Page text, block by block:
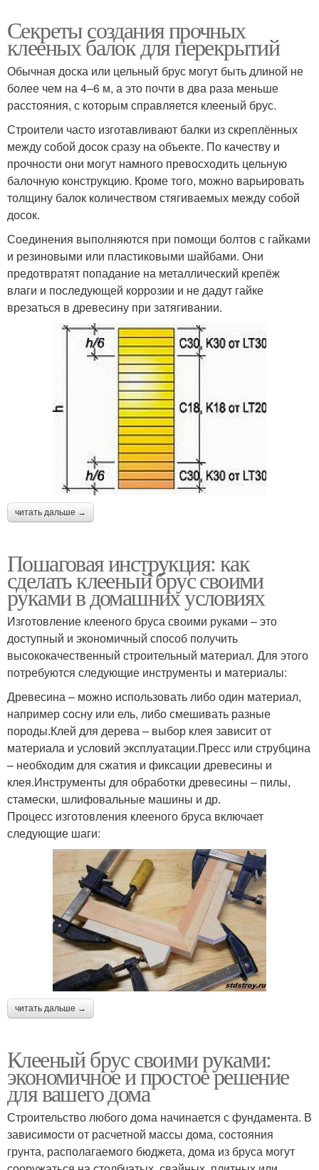
Секреты создания прочных
клееных балок для перекрытий
Обычная доска или цельный брус могут быть длиной не
более чем на 4–6 м, а это почти в два раза меньше
расстояния, с которым справляется клееный брус.
Строители часто изготавливают балки из скреплённых
между собой досок сразу на объекте. По качеству и
прочности они могут намного превосходить цельную
балочную конструкцию. Кроме того, можно варьировать
толщину балок количеством стягиваемых между собой
досок.
Соединения выполняются при помощи болтов с гайками
и резиновыми или пластиковыми шайбами. Они
предотвратят попадание на металлический крепёж
влаги и последующей коррозии и не дадут гайке
врезаться в древесину при затягивании.
читать дальше →
Пошаговая инструкция: как
сделать клееный брус своими
руками в домашних условиях
Изготовление клееного бруса своими руками – это
доступный и экономичный способ получить
высококачественный строительный материал. Для этого
потребуются следующие инструменты и материалы:
Древесина – можно использовать либо один материал,
например сосну или ель, либо смешивать разные
породы.Клей для дерева – выбор клея зависит от
материала и условий эксплуатации.Пресс или струбцина
– необходим для сжатия и фиксации древесины и
клея.Инструменты для обработки древесины – пилы,
стамески, шлифовальные машины и др.
Процесс изготовления клееного бруса включает
следующие шаги:
читать дальше →
Клееный брус своими руками:
экономичное и простое решение
для вашего дома
Строительство любого дома начинается с фундамента. В
зависимости от расчетной массы дома, состояния
грунта, располагаемого бюджета, дома из бруса могут